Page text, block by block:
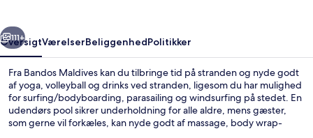
Næste
111+
OversigtVærelserBeliggenhedPolitikker
Fra Bandos Maldives kan du tilbringe tid på stranden og nyde godt
af yoga, volleyball og drinks ved stranden, ligesom du har mulighed
for surfing/bodyboarding, parasailing og windsurfing på stedet. En
udendørs pool sikrer underholdning for alle aldre, mens gæster,
som gerne vil forkæles, kan nyde godt af massage, body wrap-